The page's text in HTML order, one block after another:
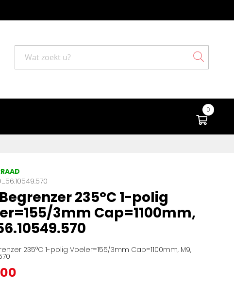
Search
0
Begrenzer 235°C 1-polig
3mm Cap=1100mm,
235°C 1-polig Voeler=155/3mm Cap=1100mm, M9,